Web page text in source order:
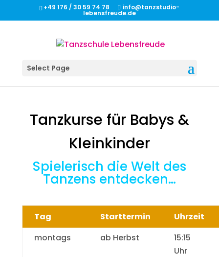
+49 176 / 30 59 74 78 info@tanzstudio-
lebensfreude.de
Select Page
Tanzkurse für Babys &
Kleinkinder
Spielerisch die Welt des
Tanzens entdecken…
Tag Starttermin
Uhrzeit
montags
ab Herbst
15:15
Uhr